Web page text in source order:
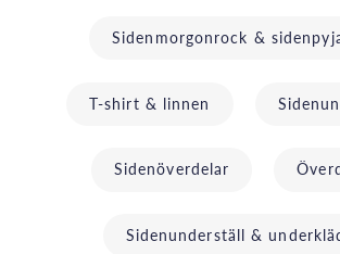
Sidenmorgonrock &
T-shirt & linnen
Sidenöverdelar
Sidenunderställ &